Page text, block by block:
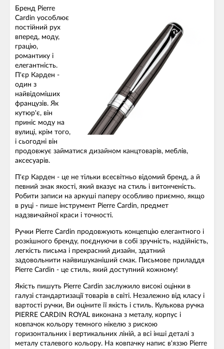
Бренд Pierre
Cardin уособлює
постійний рух
вперед, моду,
грацію,
романтику і
елегантність.
П'єр Карден -
один з
найвідоміших
французів. Як
кутюр'є, він
приніс моду на
вулиці, крім того,
і сьогодні він
продовжує займатися дизайном канцтоварів, меблів,
аксесуарів.
П'єр Карден - це не тільки всесвітньо відомий бренд, а й
певний знак якості, який вказує на стиль і витонченість.
Робити записи на аркуші паперу особливо приємно, якщо
в руці - пише інструмент Pierre Cardin, предмет
надзвичайної краси і точності.
Ручки Pierre Cardin продовжують концепцію елегантного і
розкішного бренду, поєднуючи в собі зручність, надійність,
легкість письма і прекрасний дизайн, здатний
задовольнити найвишуканіший смак. Письмове приладдя
Pierre Cardin - це стиль, який доступний кожному!
Якість пишуть Pierre Cardin заслужило високі оцінки в
галузі стандартизації товарів в світі. Незалежно від класу і
вартості ручки, Ви оціните її якість і стиль. Кулькова ручка
PIERRE CARDIN ROYAL виконана з металу, корпус і
ковпачок кольору темного нікелю з рискою
горизонтальних і вертикальних ліній, а всі інші деталі з
металу сталевого кольору. На ковпачку напис в'яззю Pierre